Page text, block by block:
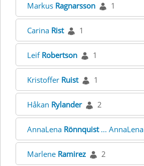
Markus Ragnarsson 1
Carina Rist 1
Leif Robertson 1
Kristoffer Ruist 1
Håkan Rylander 2
AnnaLena Rönnquist... AnnaLena
Marlene Ramirez 2